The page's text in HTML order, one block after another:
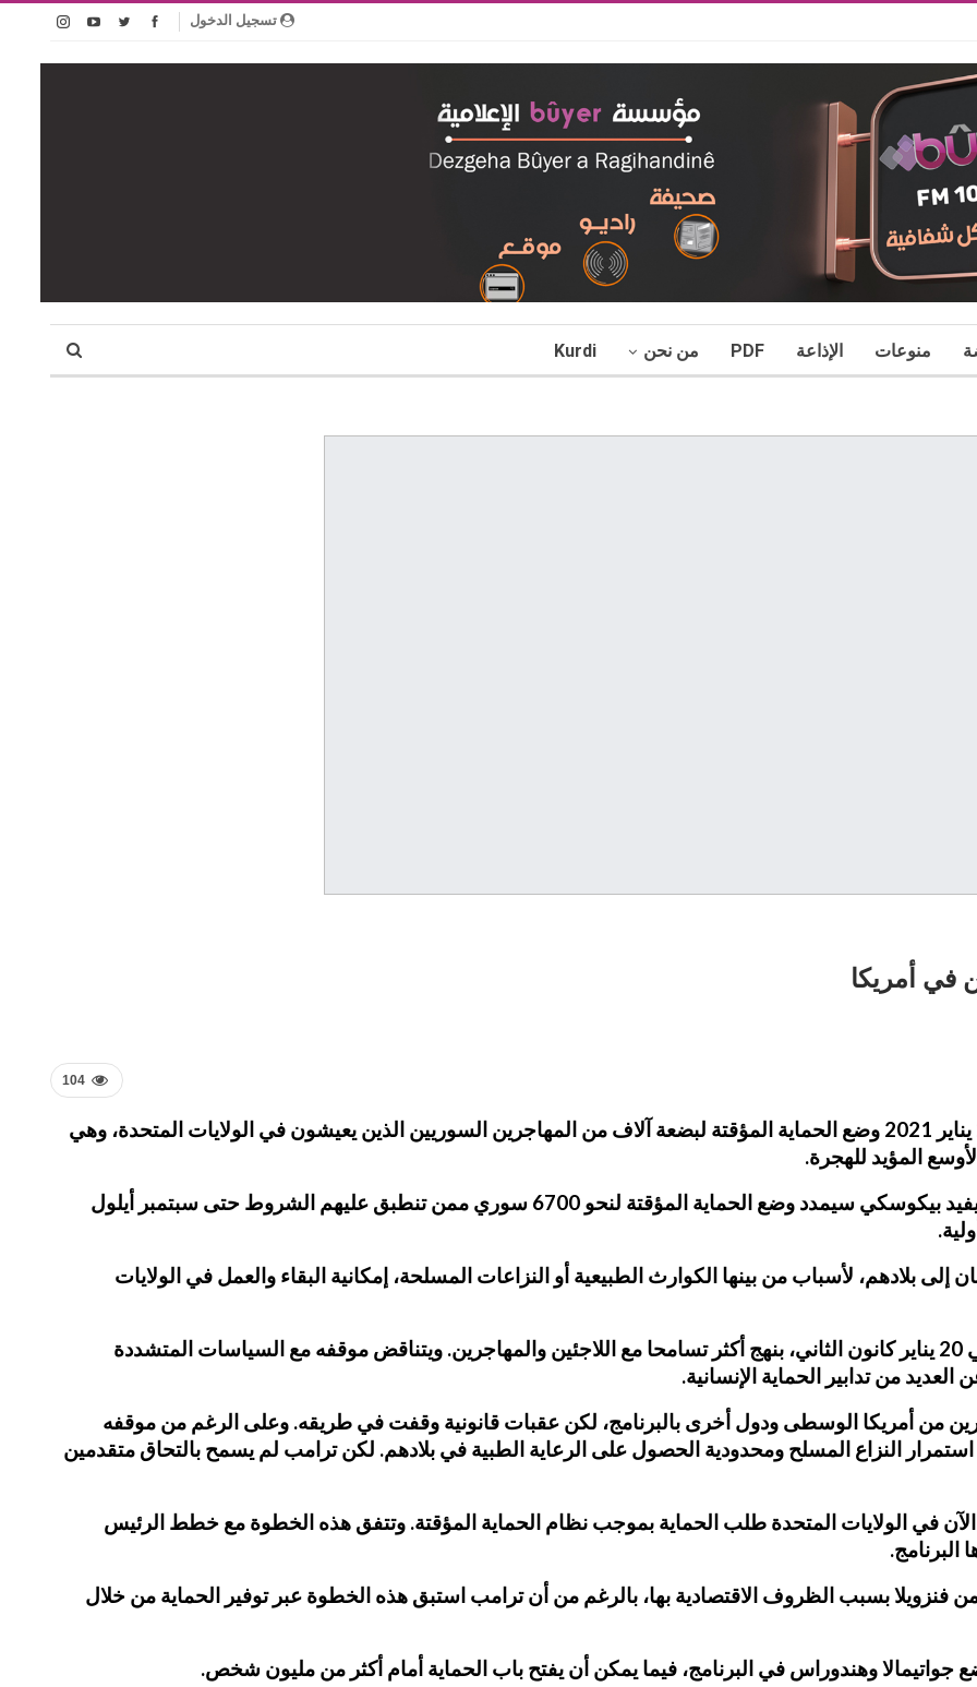
تسجيل الدخول
منوعات الإذاعة PDF من نحن Kurdi
في أمريكا
104
مددت إدارة الرئيس الأمريكي جو بايدن يوم الجمعة 29 يناير 2021 وضع الحماية المؤقتة لبضعة آلاف من المهاجرين السوريين الذين يعيشون في الولايات المتحدة، وهي
المؤيد للهجرة.
وأعلنت وزارة الأمن الداخلي أن القائم بأعمال الوزير ديفيد بيكوسكي سيمدد وضع الحماية المؤقتة لنحو 6700 سوري ممن تنطبق عليهم الشروط حتى سبتمبر أيلول
إلى بلادهم، لأسباب من بينها الكوارث الطبيعية أو النزاعات المسلحة، إمكانية البقاء والعمل في الولايات
وتعهد بايدن، الرئيس الديمقراطي الذي تولى منصبه في 20 يناير كانون الثاني، بنهج أكثر تسامحا مع اللاجئين والمهاجرين. ويتناقض موقفه مع السياسات المتشددة
من تدابير الحماية الإنسانية.
من أمريكا الوسطى ودول أخرى بالبرنامج، لكن عقبات قانونية وقفت في طريقه. وعلى الرغم من موقفه
النزاع المسلح ومحدودية الحصول على الرعاية الطبية في بلادهم. لكن ترامب لم يسمح بالتحاق متقدمين
في الولايات المتحدة طلب الحماية بموجب نظام الحماية المؤقتة. وتتفق هذه الخطوة مع خطط الرئيس
البرنامج.
فنزويلا بسبب الظروف الاقتصادية بها، بالرغم من أن ترامب استبق هذه الخطوة عبر توفير الحماية من خلال
جواتيمالا وهندوراس في البرنامج، فيما يمكن أن يفتح باب الحماية أمام أكثر من مليون شخص.